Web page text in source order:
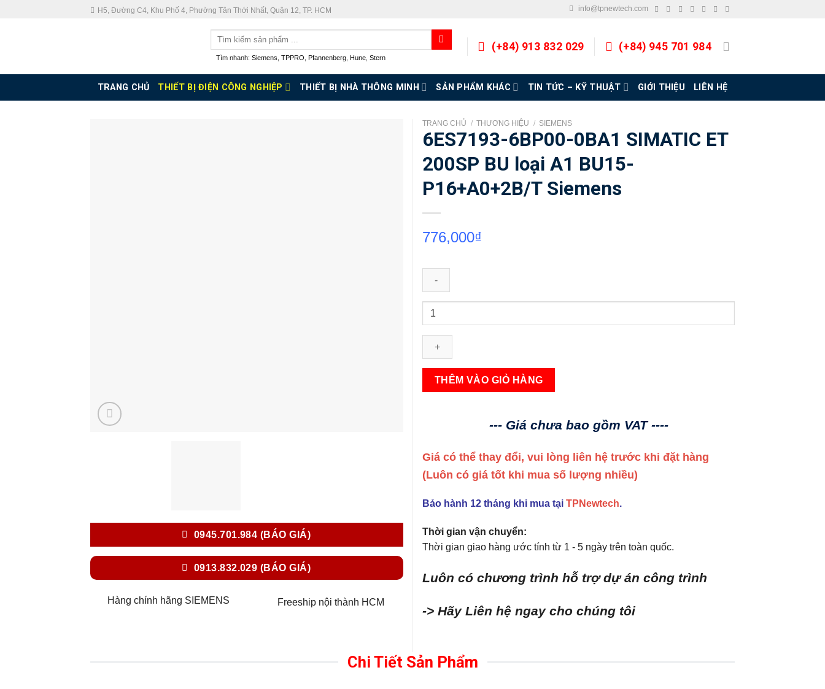
H5, Đường C4, Khu Phố 4, Phường Tân Thới Nhất, Quận 12, TP. HCM info@tpnewtech.com
Tìm
Tìm nhanh: Siemens TPPRO Pfannenberg Hune Stern
(+84) 913 832 029 (+84) 945 701 984
TRANG CHỦ THIẾT BỊ ĐIỆN CÔNG NGHIỆP THIẾT BỊ NHÀ THÔNG MINH SẢN PHẨM KHÁC TIN TỨC – KỸ THUẬT GIỚI THIỆU LIÊN HỆ
0945.701.984 (BÁO GIÁ)
0913.832.029 (BÁO GIÁ)
Hàng chính hãng SIEMENS Freeship nội thành HCM
TRANG CHỦ / THƯƠNG HIỆU / SIEMENS
6ES7193-6BP00-0BA1 SIMATIC ET
200SP BU loại A1 BU15-
P16+A0+2B/T Siemens
776,000₫
6ES7193-
6BP00-
0BA1
SIMATIC
200SP
BU
P16+A0+2B/T
Siemens
số
THÊM VÀO GIỎ HÀNG
--- Giá chưa bao gồm VAT ----
Giá có thể thay đổi, vui lòng liên hệ trước khi đặt hàng
(Luôn có giá tốt khi mua số lượng nhiều)
Bảo hành 12 tháng khi mua tại TPNewtech.
Thời gian vận chuyển:
Thời gian giao hàng ước tính từ 1 - 5 ngày trên toàn quốc.
Luôn có chương trình hỗ trợ dự án công trình
-> Hãy Liên hệ ngay cho chúng tôi
Chi Tiết Sản Phẩm